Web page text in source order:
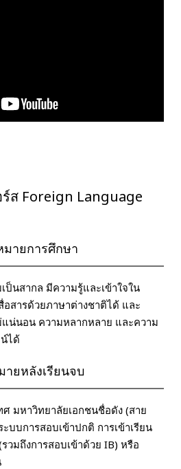
ส Foreign Language
มายการศึกษา
ป็นสากล มีความรู้และเข้าใจใน
สารด้วยภาษาต่างชาติได้ และ
น่นอน ความหลากหลาย และความ
ได้
ายหลังเรียนจบ
ศ มหาวิทยาลัยเอกชนชื่อดัง (สาย
บบการสอบเข้าปกติ การเข้าเรียน
วมถึงการสอบเข้าด้วย IB) หรือ